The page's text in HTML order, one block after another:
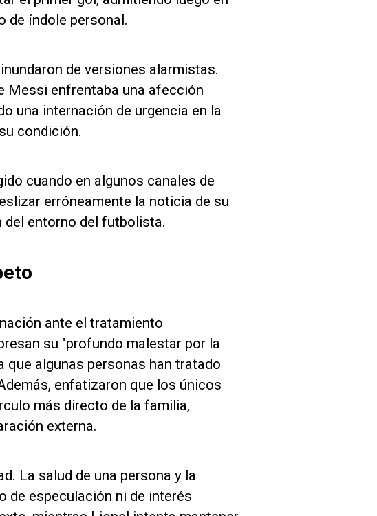
de índole personal.
de versiones alarmistas.
Messi enfrentaba una afección
una internación de urgencia en la
condición.
cuando en algunos canales de
erróneamente la noticia de su
entorno del futbolista.
ante el tratamiento
su "profundo malestar por la
algunas personas han tratado
enfatizaron que los únicos
más directo de la familia,
externa.
La salud de una persona y la
de especulación ni de interés